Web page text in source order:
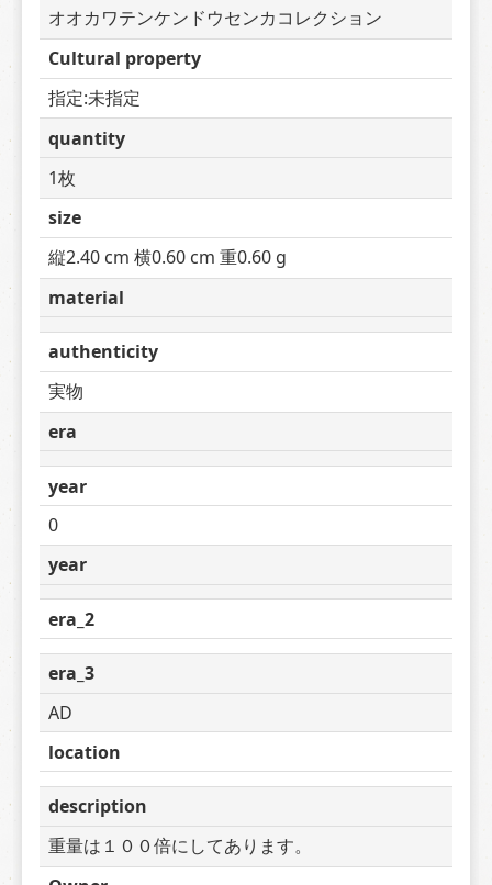
オオカワテンケンドウセンカコレクション
Cultural property
指定:未指定
quantity
1枚
size
縦2.40 cm 横0.60 cm 重0.60 g
material
authenticity
実物
era
year
0
year
era_2
era_3
AD
location
description
重量は１００倍にしてあります。